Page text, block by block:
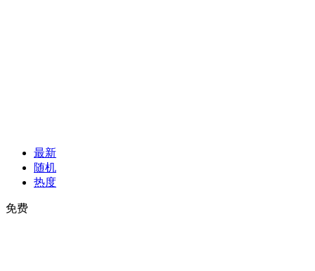
最新
随机
热度
免费